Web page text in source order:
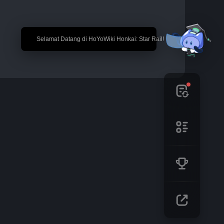
🎉 Selamat Datang di HoYoWiki Honkai: Star Rail!